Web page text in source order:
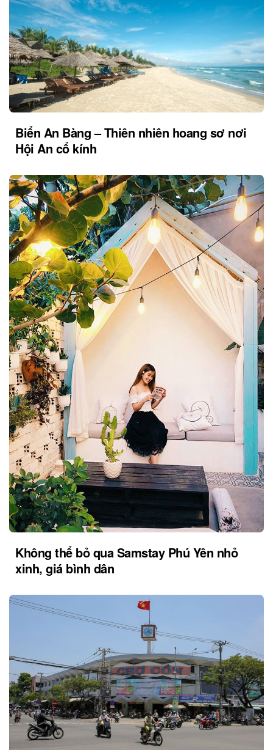
Biển An Bàng – Thiên nhiên hoang sơ nơi
Hội An cổ kính
Không thể bỏ qua Samstay Phú Yên nhỏ
xinh, giá bình dân